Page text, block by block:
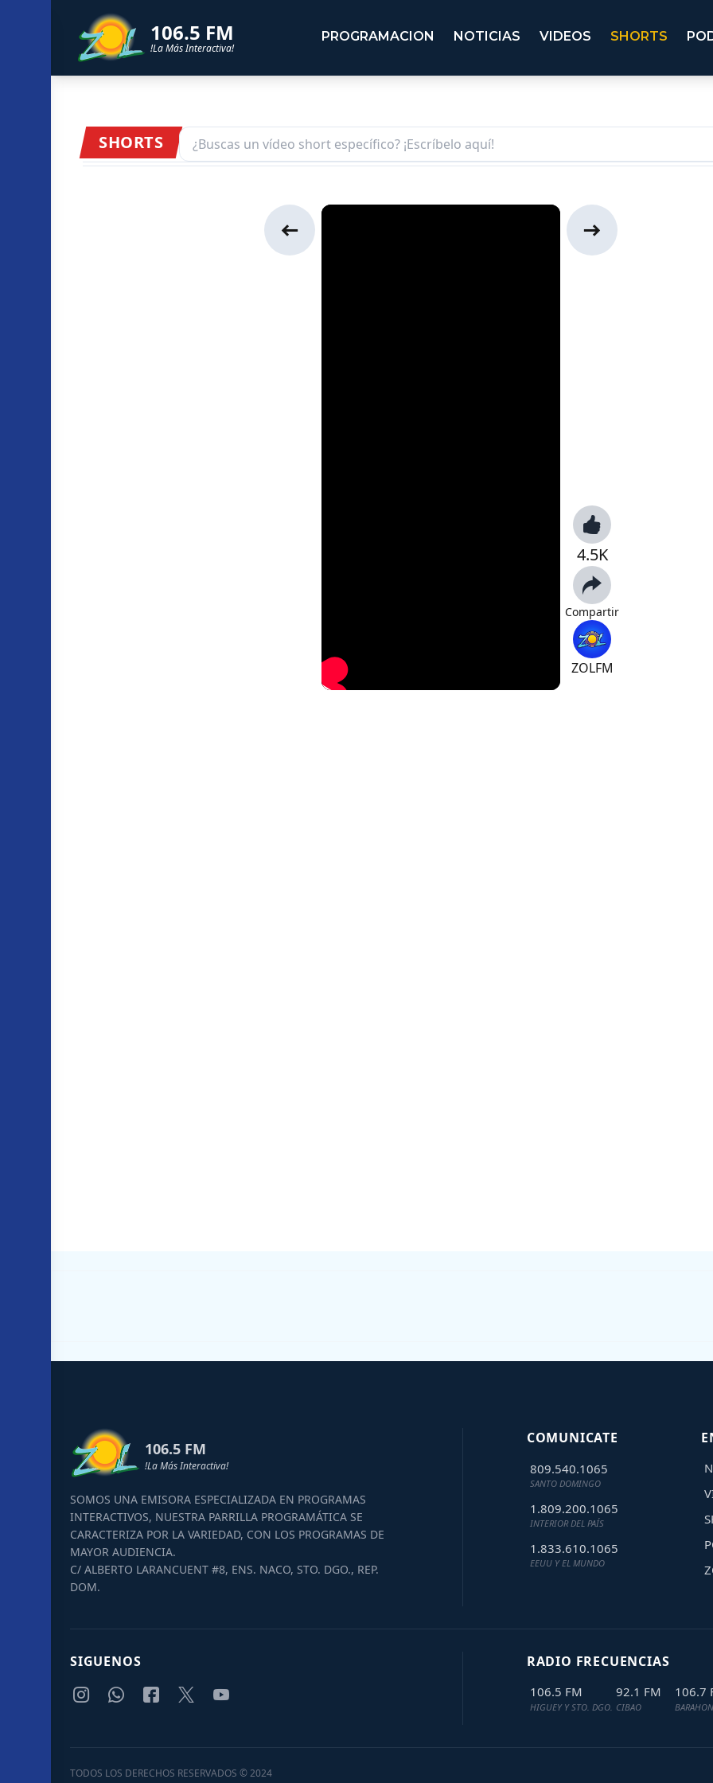
106.5 FM
!La Más Interactiva!
PROGRAMACION NOTICIAS VIDEOS SHORTS
SHORTS
4.5K
Compartir
ZOLFM
106.5 FM
!La Más Interactiva!
SOMOS UNA EMISORA ESPECIALIZADA EN PROGRAMAS
INTERACTIVOS, NUESTRA PARRILLA PROGRAMÁTICA SE
CARACTERIZA POR LA VARIEDAD, CON LOS PROGRAMAS DE
MAYOR AUDIENCIA.
C/ ALBERTO LARANCUENT #8, ENS. NACO, STO. DGO., REP.
DOM.
COMUNICATE
809.540.1065
SANTO DOMINGO
1.809.200.1065
INTERIOR DEL PAÍS
1.833.610.1065
EEUU Y EL MUNDO
SIGUENOS RADIO FRECUENCIAS
106.5 FM
HIGUEY Y STO. DGO.
92.1 FM
CIBAO
106.7
TODOS LOS DERECHOS RESERVADOS © 2024